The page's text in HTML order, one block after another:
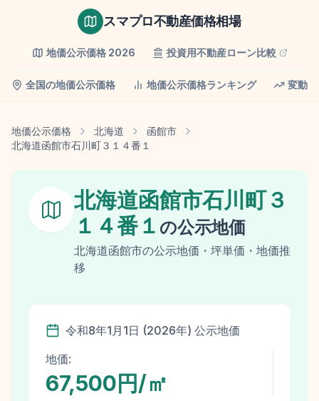
スマプロ不動産価格相場
地価公示価格 2026 投資用不動産ローン比較
全国の地価公示価格 地価公示価格ランキング 変動
地価公示価格 北海道
函館市
北海道函館市石川町３１４番１
北海道函館市石川町３
１４番１ の公示地価
北海道函館市の公示地価 ・坪単価・地価推
移
令和8年1月1日 (2026年) 公示地価
地価:
67,500円/㎡